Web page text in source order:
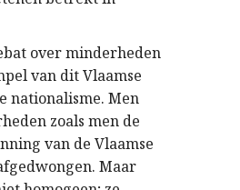
over minderheden
van dit Vlaamse
nationalisme. Men
zoals men de
van de Vlaamse
Maar